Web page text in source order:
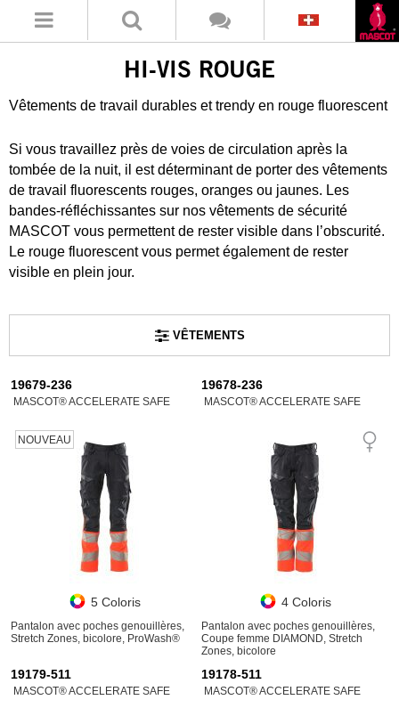
HI-VIS ROUGE
Vêtements de travail durables et trendy en rouge fluorescent
Si vous travaillez près de voies de circulation après la
tombée de la nuit, il est déterminant de porter des vêtements
de travail fluorescents rouges, oranges ou jaunes. Les
bandes-réfléchissantes sur nos vêtements de sécurité
MASCOT vous permettent de rester visible dans l’obscurité.
Le rouge fluorescent vous permet également de rester
visible en plein jour.
VÊTEMENTS
19679-236
MASCOT® ACCELERATE SAFE
NOUVEAU
5 Coloris
Pantalon avec poches genouillères,
Stretch Zones, bicolore, ProWash®
19678-236
MASCOT® ACCELERATE SAFE
4 Coloris
Pantalon avec poches genouillères,
Coupe femme DIAMOND, Stretch
Zones, bicolore
19179-511
MASCOT® ACCELERATE SAFE
19178-511
MASCOT® ACCELERATE SAFE